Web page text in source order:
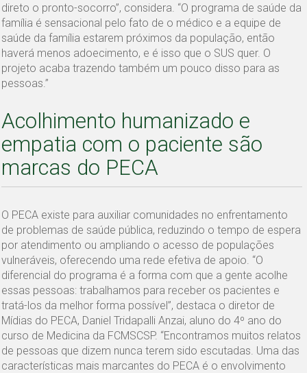
direto o pronto-socorro”, considera. “O programa de saúde da
família é sensacional pelo fato de o médico e a equipe de
saúde da família estarem próximos da população, então
haverá menos adoecimento, e é isso que o SUS quer. O
projeto acaba trazendo também um pouco disso para as
pessoas.”
Acolhimento humanizado e
empatia com o paciente são
marcas do PECA
O PECA existe para auxiliar comunidades no enfrentamento
de problemas de saúde pública, reduzindo o tempo de espera
por atendimento ou ampliando o acesso de populações
vulneráveis, oferecendo uma rede efetiva de apoio. “O
diferencial do programa é a forma com que a gente acolhe
essas pessoas: trabalhamos para receber os pacientes e
tratá-los da melhor forma possível”, destaca o diretor de
Mídias do PECA, Daniel Tridapalli Anzai, aluno do 4º ano do
curso de Medicina da FCMSCSP. “Encontramos muitos relatos
de pessoas que dizem nunca terem sido escutadas. Uma das
características mais marcantes do PECA é o envolvimento